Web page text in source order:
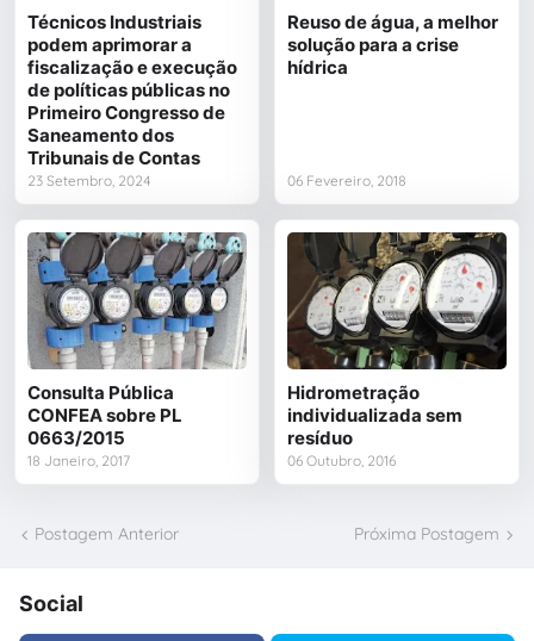
Técnicos Industriais
podem aprimorar a
fiscalização e execução
de políticas públicas no
Primeiro Congresso de
Saneamento dos
Tribunais de Contas
23 Setembro, 2024
Reuso de água, a melhor
solução para a crise
hídrica
06 Fevereiro, 2018
Consulta Pública
CONFEA sobre PL
0663/2015
18 Janeiro, 2017
Hidrometração
individualizada sem
resíduo
06 Outubro, 2016
Postagem Anterior Próxima Postagem
Social